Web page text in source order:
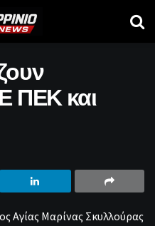
ΠΕΚ και
Αγίας Μαρίνας Σκυλλούρας